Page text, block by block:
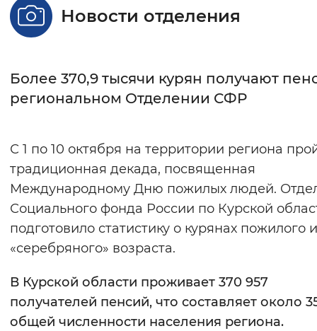
Стандартный Увеличенный
Без засечек С засечками
Нормальный Увеличенный
Цвет сайта
Монохромный Инверсивный
Синий фон
Изображения
Включены Выключены
Новости отделения
Более 370,9 тысячи курян получают
региональном Отделении СФР
С 1 по 10 октября на территории региона
традиционная декада, посвященная
Международному Дню пожилых людей.
Социального фонда России по Курской
подготовило статистику о курянах пожилого и
«серебряного» возраста.
В Курской области проживает 370 957
получателей пенсий, что составляет около
общей численности населения региона.